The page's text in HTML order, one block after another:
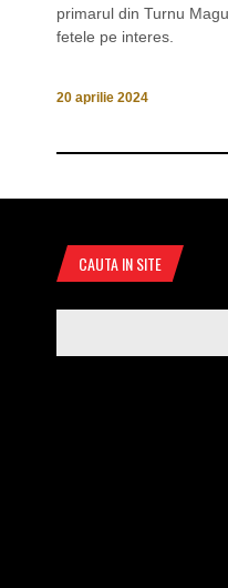
primarul din Turnu
fetele pe interes.
20 aprilie 2024
CAUTA IN SITE